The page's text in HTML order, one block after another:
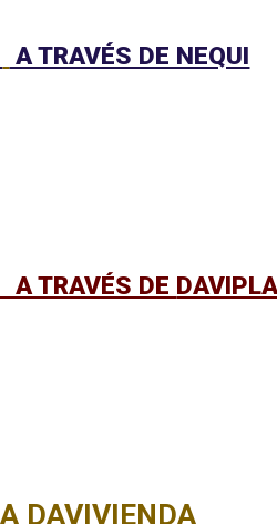
A TRAVÉS DE NEQUI
TRAVÉS DE
DAVIVIENDA